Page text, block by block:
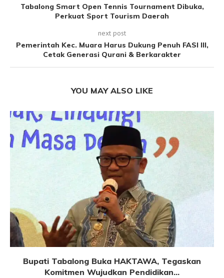
Tabalong Smart Open Tennis Tournament Dibuka,
Perkuat Sport Tourism Daerah
next post
Pemerintah Kec. Muara Harus Dukung Penuh FASI III,
Cetak Generasi Qurani & Berkarakter
YOU MAY ALSO LIKE
Bupati Tabalong Buka HAKTAWA, Tegaskan
Komitmen Wujudkan Pendidikan...